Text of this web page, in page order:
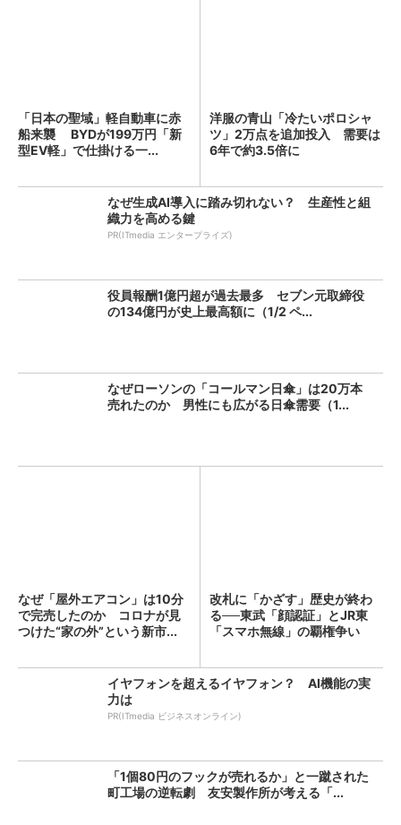
「日本の聖域」軽自動車に赤
船来襲 BYDが199万円「新
型EV軽」で仕掛ける一...
洋服の青山「冷たいポロシャ
ツ」2万点を追加投入 需要は
6年で約3.5倍に
なぜ生成AI導入に踏み切れない？ 生産性と組
織力を高める鍵
PR(ITmedia エンタープライズ)
役員報酬1億円超が過去最多 セブン元取締役
の134億円が史上最高額に（1/2 ペ...
なぜローソンの「コールマン日傘」は20万本
売れたのか 男性にも広がる日傘需要（1...
なぜ「屋外エアコン」は10分
で完売したのか コロナが見
つけた“家の外”という新市...
改札に「かざす」歴史が終わ
る──東武「顔認証」とJR東
「スマホ無線」の覇権争い
イヤフォンを超えるイヤフォン？ AI機能の実
力は
PR(ITmedia ビジネスオンライン)
「1個80円のフックが売れるか」と一蹴された
町工場の逆転劇 友安製作所が考える「...